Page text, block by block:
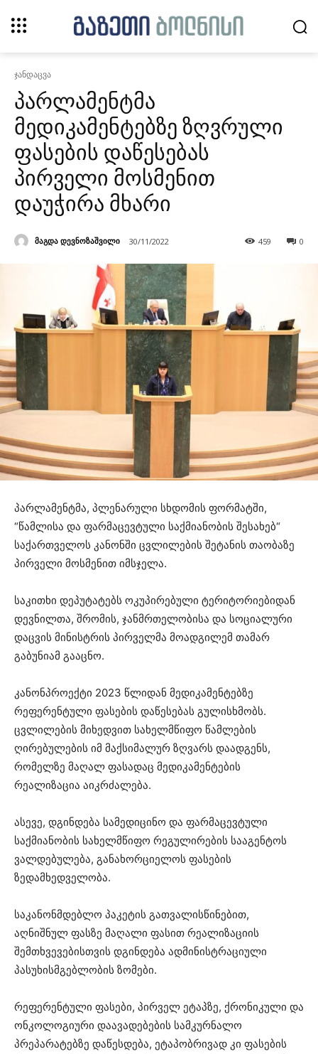
ჯანდაცვა
პარლამენტმა
მედიკამენტებზე ზღვრული
ფასების დაწესებას
პირველი მოსმენით
დაუჭირა მხარი
მაგდა დევნოზაშვილი 30/11/2022 0
459
პარლამენტმა, პლენარული სხდომის ფორმატში,
“წამლისა და ფარმაცევტული საქმიანობის შესახებ“
საქართველოს კანონში ცვლილების შეტანის თაობაზე
პირველი მოსმენით იმსჯელა.
საკითხი დეპუტატებს ოკუპირებული ტერიტორიებიდან
დევნილთა, შრომის, ჯანმრთელობისა და სოციალური
დაცვის მინისტრის პირველმა მოადგილემ თამარ
გაბუნიამ გააცნო.
კანონპროექტი 2023 წლიდან მედიკამენტებზე
რეფერენტული ფასების დაწესებას გულისხმობს.
ცვლილების მიხედვით სახელმწიფო წამლების
ღირებულების იმ მაქსიმალურ ზღვარს დაადგენს,
რომელზე მაღალ ფასადაც მედიკამენტების
რეალიზაცია აიკრძალება.
ასევე, დგინდება სამედიცინო და ფარმაცევტული
საქმიანობის სახელმწიფო რეგულირების სააგენტოს
ვალდებულება, განახორციელოს ფასების
ზედამხედველობა.
საკანონმდებლო პაკეტის გათვალისწინებით,
აღნიშნულ ფასზე მაღალი ფასით რეალიზაციის
შემთხვევებისთვის დგინდება ადმინისტრაციული
პასუხისმგებლობის ზომები.
რეფერენტული ფასები, პირველ ეტაპზე, ქრონიკული და
ონკოლოგიური დაავადებების სამკურნალო
პრეპარატებზე დაწესდება, ეტაპობრივად კი ფასების